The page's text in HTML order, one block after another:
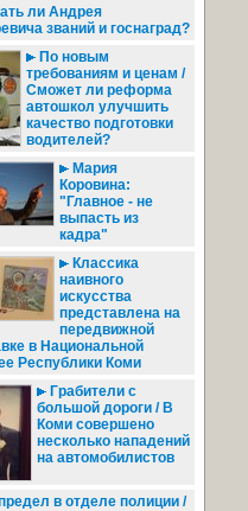
ли Андрея
званий и госнаград?
По новым
требованиям и ценам /
Сможет ли реформа
автошкол улучшить
качество подготовки
водителей?
Мария
Коровина:
"Главное - не
выпасть из
кадра"
Классика
наивного
искусства
представлена на
передвижной
в Национальной
Республики Коми
Грабители с
большой дороги / В
Коми совершено
несколько нападений
на автомобилистов
в отделе полиции /